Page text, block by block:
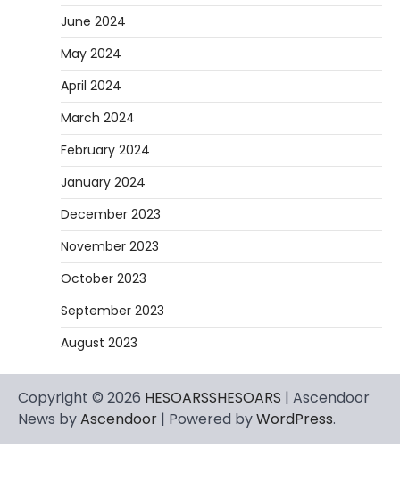
June 2024
May 2024
April 2024
March 2024
February 2024
January 2024
December 2023
November 2023
October 2023
September 2023
August 2023
Copyright © 2026 HESOARSSHESOARS | Ascendoor
News byAscendoor | Powered byWordPress.